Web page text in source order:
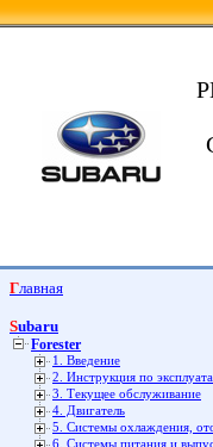
Главная
Subaru
Forester
1. Введение
2. Инструкция по
3. Текущее обслуживание
4. Двигатель
5. Системы охлаждения,
6. Системы питания и